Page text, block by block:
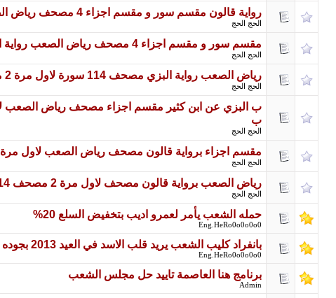
رواية قالون مقسم سور و مقسم اجزاء 4 مصحف رياض الصعب ترتيل و حدر كامل 128 ك ب
الحج الحج
مقسم سور و مقسم اجزاء 4 مصحف رياض الصعب رواية البزي عن ابن كثير ترتيل و حدر كامل 128 ك ب
الحج الحج
رياض الصعب رواية البزي مصحف 114 سورة لاول مرة 2 مصحف ترتيل و حدر كاملان 128 ك ب
الحج الحج
ب
الحج الحج
مقسم اجزاء برواية قالون مصحف رياض الصعب لاول مرة 2 مصحف ترتيل و حدر كاملان 128 ك ب
الحج الحج
رياض الصعب برواية قالون مصحف لاول مرة 2 مصحف 114 سورة ترتيل و حدر كاملان 128 ك ب
الحج الحج
حمله الشعب يأمر لعمرو اديب بتخفيض السلع 20%
Eng.HeRo0o0o0o0
بانفراد كليب الشعب يريد قلب الاسد في العيد 2013 بجوده hd تحميل سريع
Eng.HeRo0o0o0o0
برنامج هنا العاصمة تاييد حل مجلس الشعب
Admin